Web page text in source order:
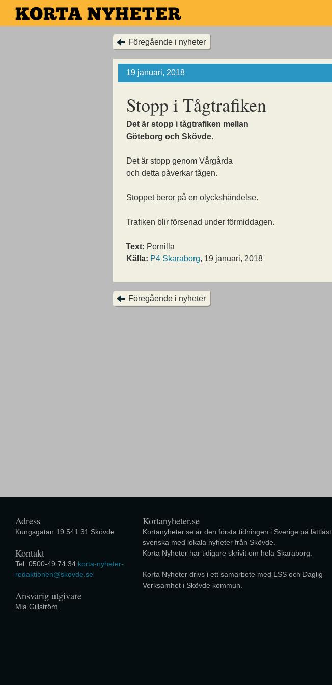
Hoppa
till
Föregående i nyheter
19 januari, 2018
Stopp i Tågtrafiken
Det är stopp i tågtrafiken mellan
Göteborg och Skövde.
Det är stopp genom Vårgårda
och detta påverkar tågen.
Stoppet beror på en olyckshändelse.
Trafiken blir försenad under förmiddagen.
Text: Pernilla
Källa: P4 Skaraborg, 19 januari, 2018
Föregående i nyheter
Adress
Kungsgatan 19 541 31 Skövde
Kontakt
Tel. 0500-49 74 34 korta-nyheter-
redaktionen@skovde.se
Ansvarig utgivare
Mia Gillström.
Kortanyheter.se
Kortanyheter.se är den första tidningen i Sverige på lättläst
svenska med lokala nyheter från Skövde.
Korta Nyheter har tidigare skrivit om hela Skaraborg.
Korta Nyheter drivs i ett samarbete med LSS och Daglig
Verksamhet i Skövde kommun.